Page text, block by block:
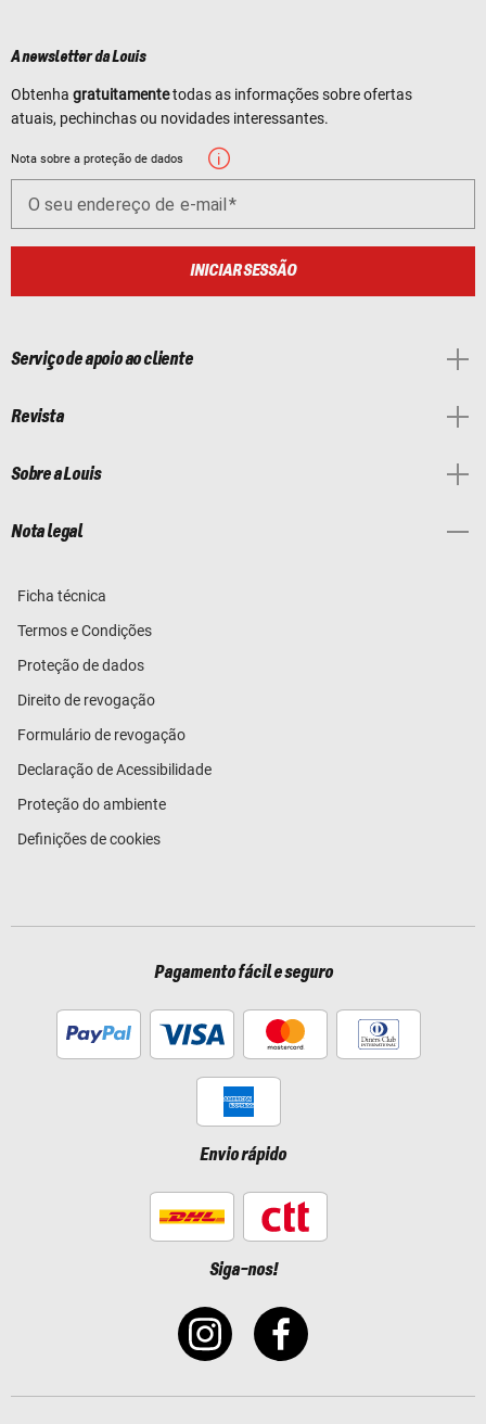
A newsletter da Louis
Obtenha gratuitamentetodas as informações sobre ofertas
atuais, pechinchas ou novidades interessantes.
Nota sobre a proteção de dados
O seu endereço de e-mail
INICIAR SESSÃO
Serviço de apoio ao cliente
Revista
Sobre a Louis
Nota legal
Ficha técnica
Termos e Condições
Proteção de dados
Direito de revogação
Formulário de revogação
Declaração de Acessibilidade
Proteção do ambiente
Definições de cookies
Pagamento fácil e seguro
Envio rápido
Siga-nos!